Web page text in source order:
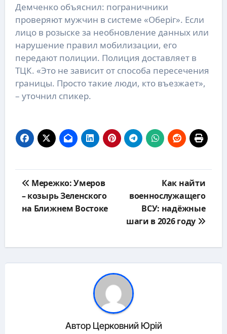
Демченко объяснил: пограничники
проверяют мужчин в системе «Оберіг». Если
лицо в розыске за необновление данных или
нарушение правил мобилизации, его
передают полиции. Полиция доставляет в
ТЦК. «Это не зависит от способа пересечения
границы. Просто такие люди, кто въезжает»,
– уточнил спикер.
по
записям
Мережко: Умеров
– козырь Зеленского
на Ближнем Востоке
Как найти
военнослужащего
ВСУ: надёжные
шаги в 2026 году
Автор Церковний Юрій